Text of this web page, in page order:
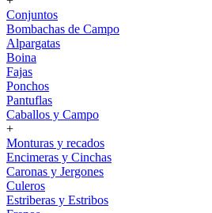
Conjuntos
Bombachas de Campo
Alpargatas
Boina
Fajas
Ponchos
Pantuflas
Caballos y Campo
+
Monturas y recados
Encimeras y Cinchas
Caronas y Jergones
Culeros
Estriberas y Estribos